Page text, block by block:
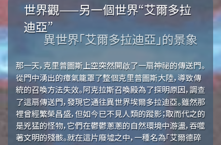
世界觀——另一個世界“艾爾多拉
迪亞”
異世界「艾爾多拉迪亞」的景象
那一天，克里普圖斯上空突然開啟了一扇神祕的傳送門。
從門中湧出的瘴氣籠罩了整個克里普圖斯大陸，導致傳
統的召喚方法失效。阿克拉斯召喚殿為了探明原因，調查
了這扇傳送門，發現它通往異世界埃爾多拉迪亞。雖然那
裡曾經繁榮昌盛，但如今已不見人類的蹤影；取而代之的
是兇猛的怪物，它們在鬱鬱蔥蔥的自然環境中游盪，吞噬
著文明的殘骸。就在這片廢墟之中，一種名為「艾爾德碎